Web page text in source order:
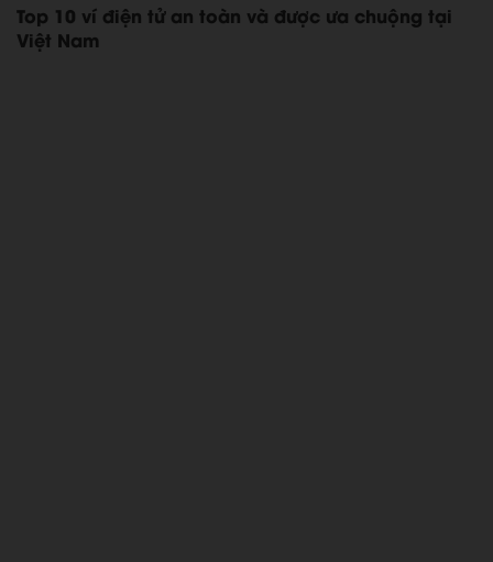
Top 10 ví điện tử an toàn và được ưa chuộng tại
Việt Nam